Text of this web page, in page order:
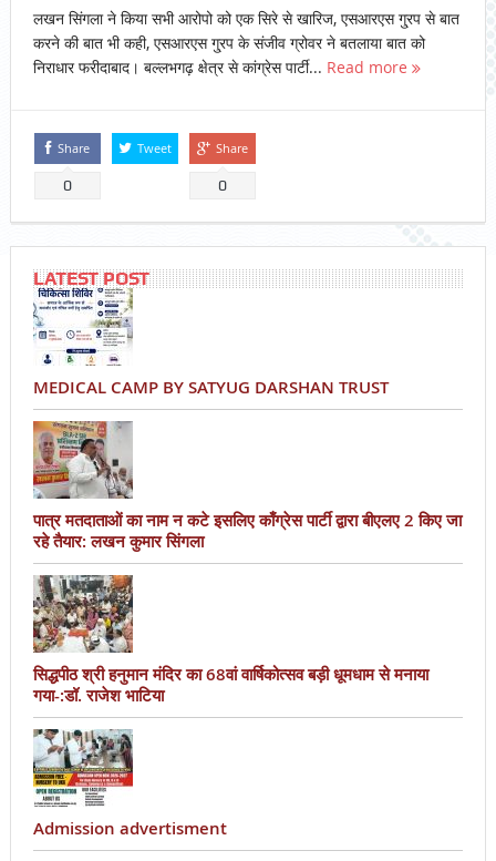
लखन सिंगला ने किया सभी आरोपो को एक सिरे से खारिज, एसआरएस गु्रप से बात
करने की बात भी कही, एसआरएस गु्रप के संजीव ग्रोवर ने बतलाया बात को
निराधार फरीदाबाद। बल्लभगढ़ क्षेत्र से कांग्रेस पार्टी... Read more
Share
0
Tweet Share
0
LATEST POST
MEDICAL CAMP BY SATYUG DARSHAN TRUST
पात्र मतदाताओं का नाम न कटे इसलिए काँग्रेस पार्टी द्वारा बीएलए 2 किए जा
रहे तैयार: लखन कुमार सिंगला
सिद्धपीठ श्री हनुमान मंदिर का 68वां वार्षिकोत्सव बड़ी धूमधाम से मनाया
गया-:डॉ. राजेश भाटिया
Admission advertisment